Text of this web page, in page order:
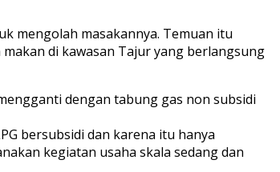
mengolah masakannya. Temuan itu
di kawasan Tajur yang berlangsung
dengan tabung gas non subsidi
bersubsidi dan karena itu hanya
kegiatan usaha skala sedang dan